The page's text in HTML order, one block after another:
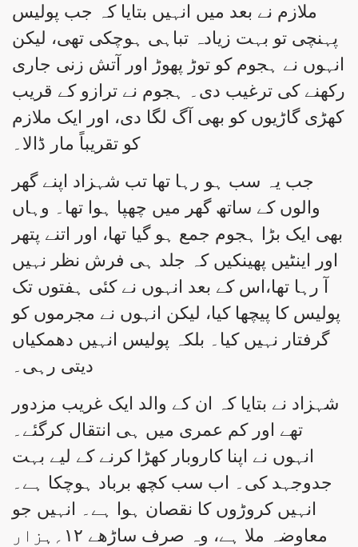
ملازم نے بعد میں انہیں بتایا کہ جب پولیس
پہنچی تو بہت زیادہ تباہی ہوچکی تھی، لیکن
انہوں نے ہجوم کو توڑ پھوڑ اور آتش زنی جاری
رکھنے کی ترغیب دی۔ ہجوم نے ترازو کے قریب
کھڑی گاڑیوں کو بھی آگ لگا دی، اور ایک ملازم
کو تقریباً مار ڈالا۔
جب یہ سب ہو رہا تھا تب شہزاد اپنے گھر
والوں کے ساتھ گھر میں چھپا ہوا تھا۔ وہاں
بھی ایک بڑا ہجوم جمع ہو گیا تھا، اور اتنے پتھر
اور اینٹیں پھینکیں کہ جلد ہی فرش نظر نہیں
آ رہا تھا،اس کے بعد انہوں نے کئی ہفتوں تک
پولیس کا پیچھا کیا، لیکن انہوں نے مجرموں کو
گرفتار نہیں کیا۔ بلکہ پولیس انہیں دھمکیاں
دیتی رہی۔
شہزاد نے بتایا کہ ان کے والد ایک غریب مزدور
تھے اور کم عمری میں ہی انتقال کرگئے۔
انہوں نے اپنا کاروبار کھڑا کرنے کے لیے بہت
جدوجہد کی۔ اب سب کچھ برباد ہوچکا ہے۔
انہیں کروڑوں کا نقصان ہوا ہے۔ انہیں جو
معاوضہ ملا ہے، وہ صرف ساڑھے ۱۲؍ہزار